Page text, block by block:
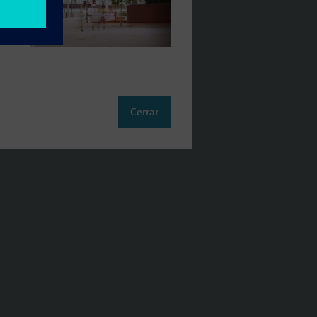
Cerrar